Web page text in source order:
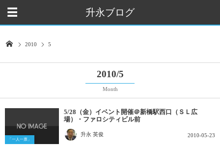
升永ブログ
2010 5
2010/5
Month
「一人一票」
5/28（金）イベント開催＠新橋駅西口（ＳＬ広
場）・ファロシティビル前
升永 英俊 2010-05-23